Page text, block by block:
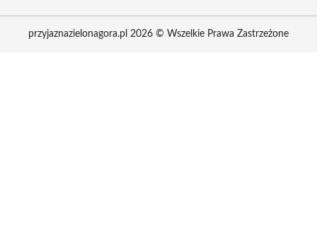
przyjaznazielonagora.pl 2026 © Wszelkie Prawa Zastrzeżone